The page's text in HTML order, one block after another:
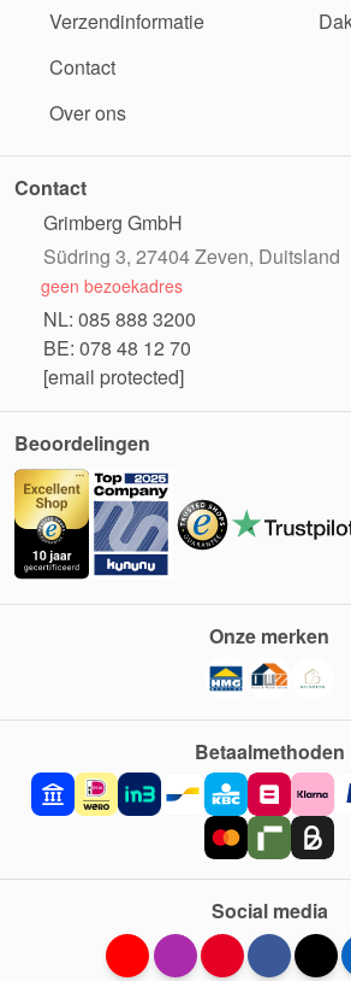
Verzendinformatie
Contact
Over ons
Contact
Grimberg GmbH
Südring 3, 27404 Zeven, Duitsland
geen bezoekadres
NL: 085 888 3200
BE: 078 48 12 70
[email protected]
Beoordelingen
Betaalmethoden
Onze merken
Social media